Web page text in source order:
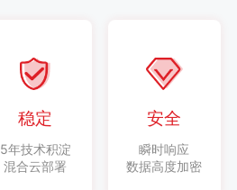
稳定
5年技术积淀
混合云部署
安全
瞬时响应
数据高度加密